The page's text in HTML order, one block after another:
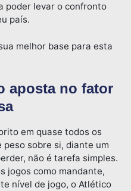
poder levar o confronto
país.
melhor base para esta
aposta no fator
em quase todos os
sobre si, diante um
não é tarefa simples.
jogos como mandante,
nível de jogo, o Atlético